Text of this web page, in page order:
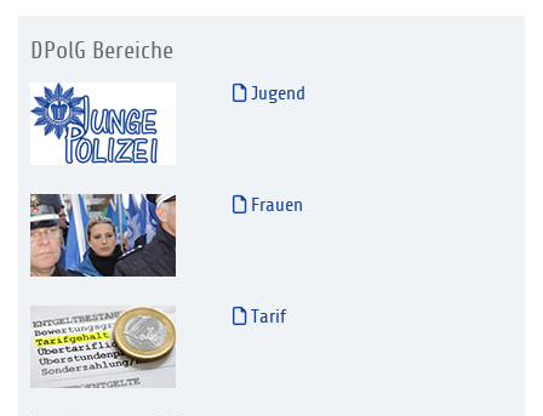
DPolG Bereiche
Jugend
Frauen
Tarif